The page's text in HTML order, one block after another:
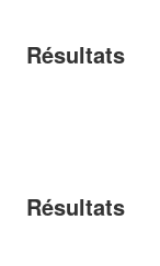
Résultats
Résultats